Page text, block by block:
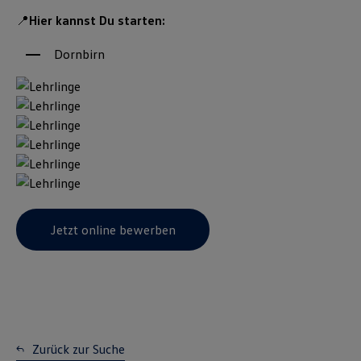
📍Hier kannst Du starten:
Dornbirn
Jetzt online bewerben
Zurück zur Suche